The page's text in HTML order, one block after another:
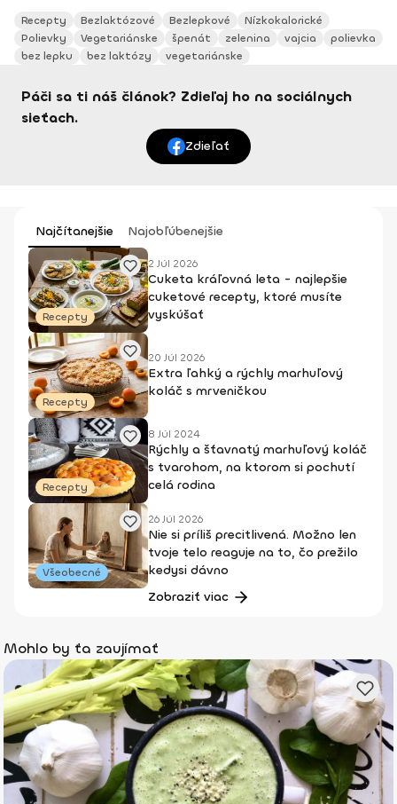
Recepty Bezlaktózové Bezlepkové
Nízkokalorické
Polievky
Vegetariánske špenát zelenina vajcia
polievka
bez lepku
bez laktózy vegetariánske
Páči sa ti náš článok? Zdieľaj ho na sociálnych
sieťach.
Zdieľať
Najčítanejšie Najobľúbenejšie
Recepty
2 Júl 2026
Cuketa kráľovná leta - najlepšie
cuketové recepty, ktoré musíte
vyskúšať
Recepty
20 Júl 2026
Extra ľahký a rýchly marhuľový
koláč s mrveničkou
Recepty
8 Júl 2024
Rýchly a šťavnatý marhuľový koláč
s tvarohom, na ktorom si pochutí
celá rodina
Všeobecné
26 Júl 2026
Nie si príliš precitlivená. Možno len
tvoje telo reaguje na to, čo prežilo
kedysi dávno
Zobraziť viac
Mohlo by ťa zaujímať